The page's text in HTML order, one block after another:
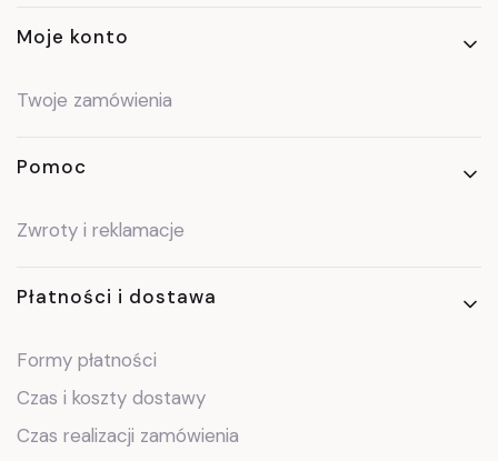
Moje konto
Twoje zamówienia
Pomoc
Zwroty i reklamacje
Płatności i dostawa
Formy płatności
Czas i koszty dostawy
Czas realizacji zamówienia